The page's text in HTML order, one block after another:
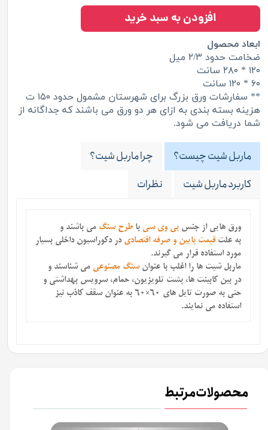
ابعاد محصول
ضخامت حدود ۲/۳ میل
۱۲۰ * ۲۸۰ سانت
۶۰ * ۱۲۰ سانت
** سفارشات ورق بزرگ برای شهرستان مشمول حدود ۱۵۰ ت
هزینه بسته بندی به ازای هر دو ورق می باشند که جداگانه از
شما دریافت می شود.
افزودن به سبد خرید
ماربل شیت چیست؟
چرا ماربل شیت؟
کاربرد ماربل شیت
نظرات
ورق هایی از جنس پی وی سی با طرح سنگ می باشند و
به علتقیمت پایین و صرفه اقتصادی در دکوراسیون داخلی بسیار
مورد استفاده قرار می گیرند.
ماربل شیت ها را اغلب با عنوانسنگ مصنوعی می شناسند و
در بین کابینت ها، پشت تلویزیون، حمام، سرویس بهداشتی و
حتی به صورت تایل های 60×60 به عنوان سقف کاذب نیز
استفاده می نمایند.
محصولات مرتبط